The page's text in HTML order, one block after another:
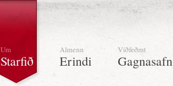
Um
Starfið
Almenn
Erindi
Víðfeðmt
Gagnasafn